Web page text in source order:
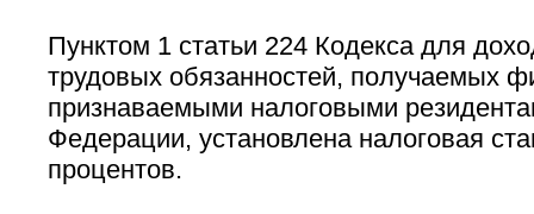
Пунктом 1 статьи 224 Кодекса для
трудовых обязанностей, получаемых
признаваемыми налоговыми
Федерации, установлена налоговая
процентов.